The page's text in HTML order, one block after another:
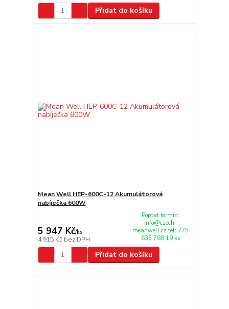
Přidat do košíku
Mean Well HEP-600C-12 Akumulátorová
nabíječka 600W
5 947 Kč/ks
4 915 Kč bez DPH
Poptat termín:
info@czech-
meanwell.cz tel: 775
635 788 19 ks
Přidat do košíku